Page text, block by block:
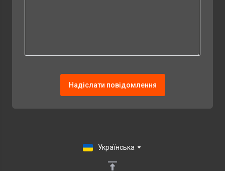
Надіслати повідомлення
Українська